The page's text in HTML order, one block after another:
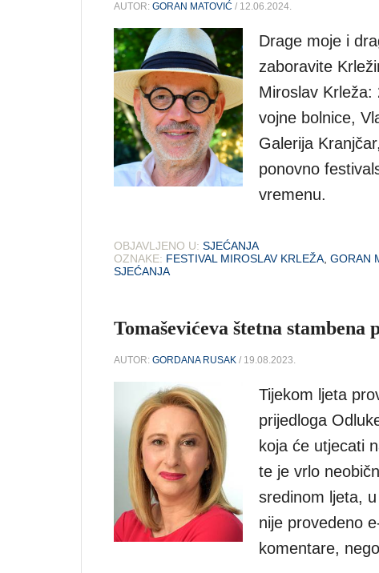
AUTOR: GORAN MATOVIĆ / 12.06.2024.
Drage moje i
zaboravite
Miroslav
vojne bolnice,
Galerija
ponovno
vremenu.
OBJAVLJENO U: SJEĆANJA
OZNAKE: FESTIVAL MIROSLAV KRLEŽA GORAN
SJEĆANJA
Tomaševićeva štetna stambena
AUTOR: GORDANA RUSAK / 19.08.2023.
Tijekom ljeta
prijedloga
koja će utjecati
te je vrlo
sredinom ljeta,
nije provedeno
komentare,